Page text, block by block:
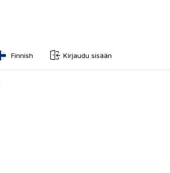
Finnish Kirjaudu sisään